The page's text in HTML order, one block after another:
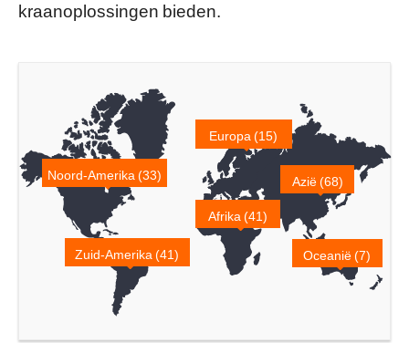
kraanoplossingen bieden.
Europa (15)
Noord-Amerika (33) Azië (68)
Afrika (41)
Zuid-Amerika (41) Oceanië (7)